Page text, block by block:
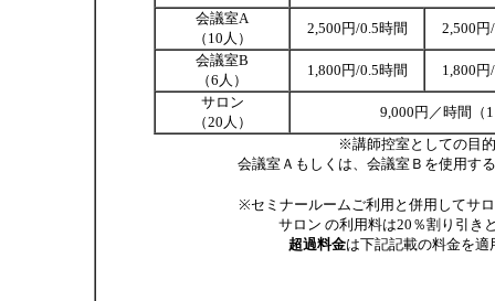
会議室A
（10人）
2,500円/0.5時間
2,500円
会議室B
（6人）
1,800円/0.5時間
1,800円
サロン
（20人）
9,000円／時間（
※講師控室としての目
会議室Ａもしくは、会議室Ｂを使用す
※セミナールームご利用と併用してサ
サロン の利用料は20％割り引き
超過料金は下記記載の料金を適